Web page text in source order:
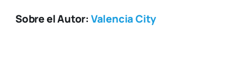
Sobre el Autor: Valencia City